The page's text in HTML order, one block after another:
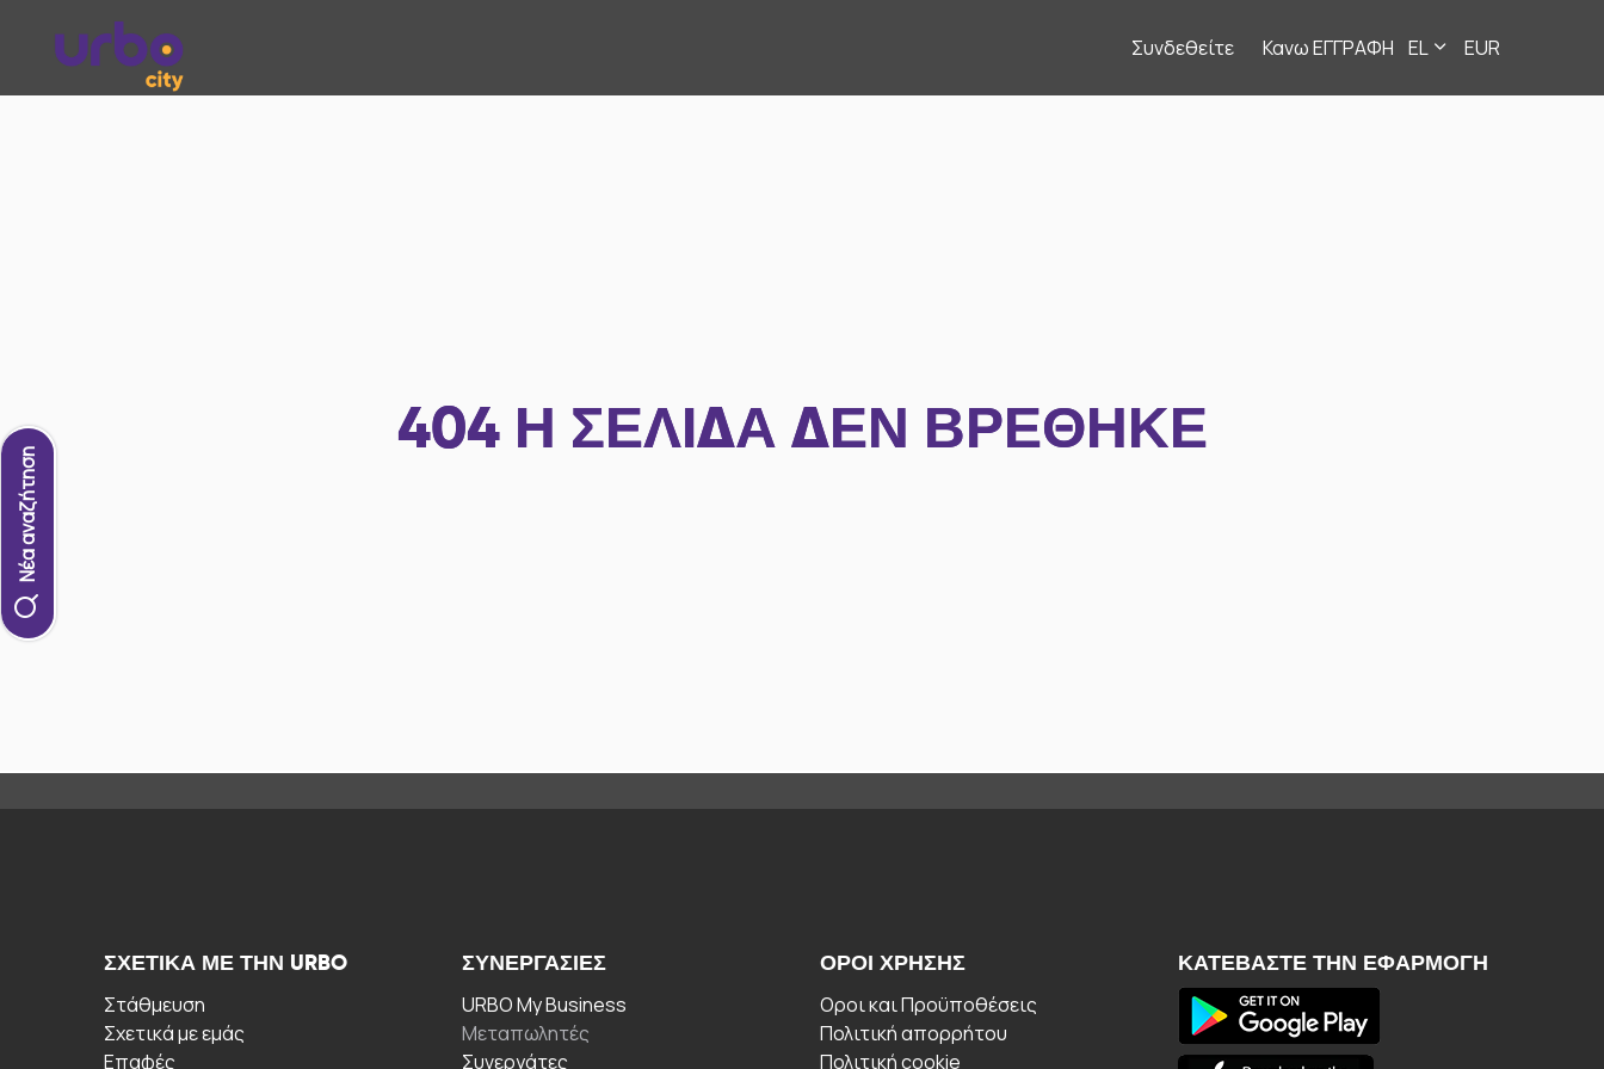
Συνδεθείτε Κανω ΕΓΓΡΑΦΗ EL EUR
Νέα αναζήτηση
404 Η ΣΕΛΊΔΑ ΔΕΝ ΒΡΈΘΗΚΕ
ΣΧΕΤΙΚΆ ΜΕ ΤΗΝ URBO
Στάθμευση
Σχετικά με εμάς
Επαφές
ΣΥΝΕΡΓΑΣΊΕΣ
URBO My Business
Μεταπωλητές
Συνεργάτες
ΟΡΟΙ ΧΡΉΣΗΣ
Οροι και Προϋποθέσεις
Πολιτική απορρήτου
Πολιτική cookie
ΚΑΤΕΒΆΣΤΕ ΤΗΝ ΕΦΑΡΜΟΓΉ